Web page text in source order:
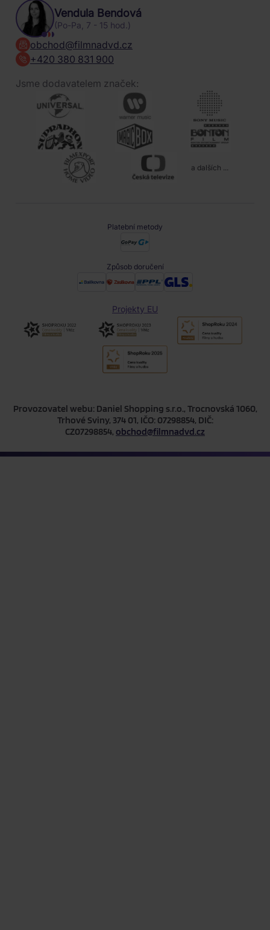
Vendula Bendová
(Po-Pa, 7 - 15 hod.)
obchod@filmnadvd.cz
+420 380 831 900
Jsme dodavatelem značek:
a dalších ...
Platební metody
Způsob doručení
Projekty EU
Provozovatel webu: Daniel Shopping s.r.o., Trocnovská 1060,
Trhové Sviny, 374 01, IČO: 07298854, DIČ:
CZ07298854, obchod@filmnadvd.cz